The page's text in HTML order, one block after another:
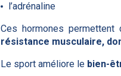
l’adrénaline
Ces hormones permettent
résistance musculaire,
Le sport améliore le bien-